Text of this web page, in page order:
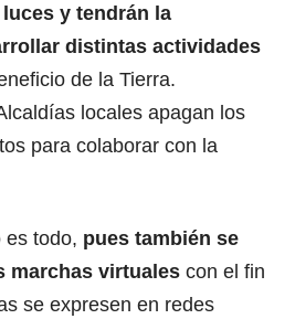
y tendrán la
distintas actividades
de la Tierra.
locales apagan los
para colaborar con la
es todo, pues también se
marchas virtuales con el fin
se expresen en redes